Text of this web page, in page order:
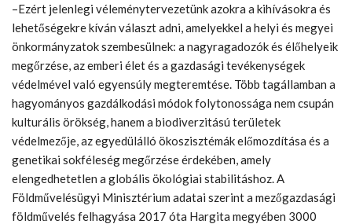
–Ezért jelenlegi véleménytervezetünk azokra a kihívásokra és
lehetőségekre kíván választ adni, amelyekkel a helyi és megyei
önkormányzatok szembesülnek: a nagyragadozók és élőhelyeik
megőrzése, az emberi élet és a gazdasági tevékenységek
védelmével való egyensúly megteremtése. Több tagállamban a
hagyományos gazdálkodási módok folytonossága nem csupán
kulturális örökség, hanem a biodiverzitású területek
védelmezője, az egyedülálló ökoszisztémák előmozdítása és a
genetikai sokféleség megőrzése érdekében, amely
elengedhetetlen a globális ökológiai stabilitáshoz. A
Földművelésügyi Minisztérium adatai szerint a mezőgazdasági
földművelés felhagyása 2017 óta Hargita megyében 3000